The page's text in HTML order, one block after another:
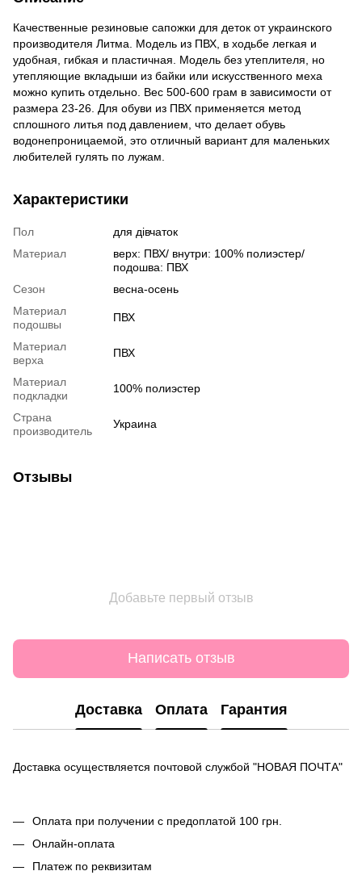
Качественные резиновые сапожки для деток от украинского
производителя Литма. Модель из ПВХ, в ходьбе легкая и
удобная, гибкая и пластичная. Модель без утеплителя, но
утепляющие вкладыши из байки или искусственного меха
можно купить отдельно. Вес 500-600 грам в зависимости от
размера 23-26. Для обуви из ПВХ применяется метод
сплошного литья под давлением, что делает обувь
водонепроницаемой, это отличный вариант для маленьких
любителей гулять по лужам.
Характеристики
Пол
для дівчаток
Материал
верх: ПВХ/ внутри: 100% полиэстер/
подошва: ПВХ
Сезон
весна-осень
Материал
подошвы
ПВХ
Материал
верха
ПВХ
Материал
подкладки
100% полиэстер
Страна
производитель
Украина
Отзывы
Добавьте первый отзыв
Написать отзыв
Доставка Оплата Гарантия
Доставка осуществляется почтовой службой "НОВАЯ ПОЧТА"
Оплата при получении с предоплатой 100 грн.
Онлайн-оплата
Платеж по реквизитам